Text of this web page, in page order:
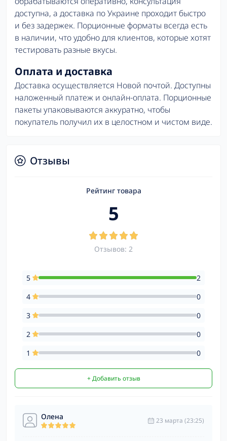
доступна, а доставка по Украине проходит быстро
и без задержек. Порционные форматы всегда есть
в наличии, что удобно для клиентов, которые хотят
тестировать разные вкусы.
Оплата и доставка
Доставка осуществляется Новой почтой. Доступны
наложенный платеж и онлайн-оплата. Порционные
пакеты упаковываются аккуратно, чтобы
покупатель получил их в целостном и чистом виде.
Отзывы
Рейтинг товара
5
Отзывов: 2
5
2
4
0
3
0
2
0
1
0
+ Добавить отзыв
Олена 23 марта (23:25)